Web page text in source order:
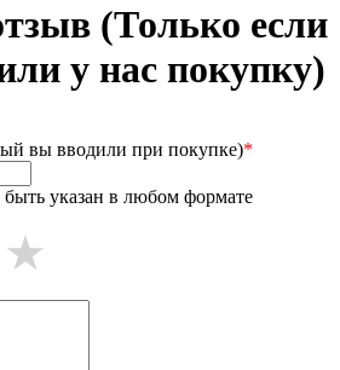
(Только если
у нас покупку)
вы вводили при покупке)*
указан в любом формате